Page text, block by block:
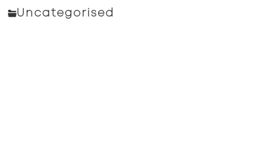
Uncategorised